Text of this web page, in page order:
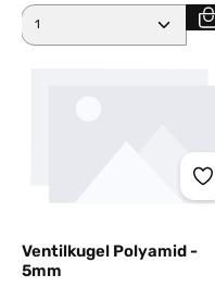
Produkt Anzahl: Gib
Ventilkugel Polyamid -
5mm